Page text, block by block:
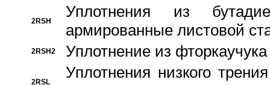
2RSH
Уплотнения из
армированные листовой
2RSH2 Уплотнение из
2RSL
Уплотнения низкого